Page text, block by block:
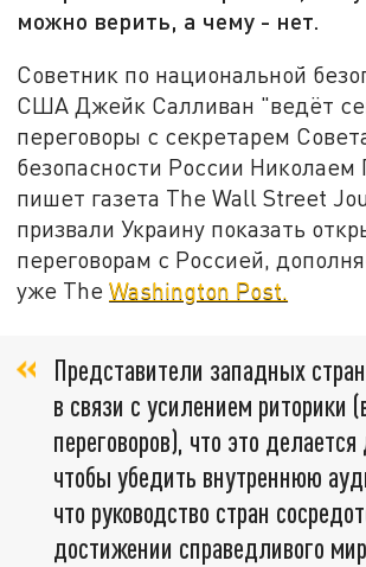
можно верить, а чему - нет.
Советник по национальной
США Джейк Салливан "ведёт
переговоры с секретарем
безопасности России
пишет газета The Wall Street
призвали Украину показать
переговорам с Россией,
уже TheWashington Post.
Представители западных
в связи с усилением риторики
переговоров), что это делается
чтобы убедить внутреннюю
что руководство стран
достижении справедливого